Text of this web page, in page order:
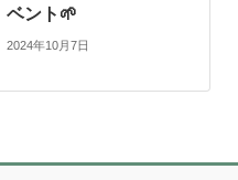
ベント🌱
2024年10月7日